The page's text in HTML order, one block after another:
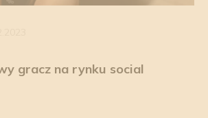
gracz na rynku social